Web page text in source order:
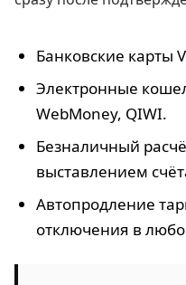
Банковские карты
Электронные
WebMoney, QIWI.
Безналичный
выставлением
Автопродление
отключения в